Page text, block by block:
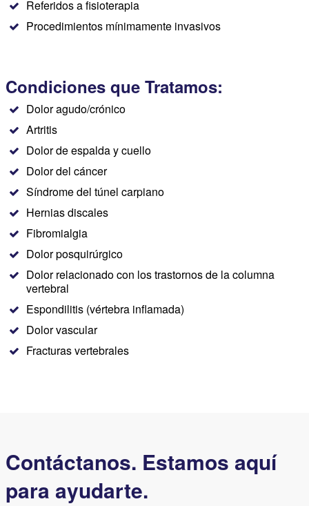
Referidos a fisioterapia
Procedimientos mínimamente invasivos
Condiciones que Tratamos:
Dolor agudo/crónico
Artritis
Dolor de espalda y cuello
Dolor del cáncer
Síndrome del túnel carpiano
Hernias discales
Fibromialgia
Dolor posquirúrgico
Dolor relacionado con los trastornos de la columna
vertebral
Espondilitis (vértebra inflamada)
Dolor vascular
Fracturas vertebrales
Contáctanos. Estamos aquí
para ayudarte.